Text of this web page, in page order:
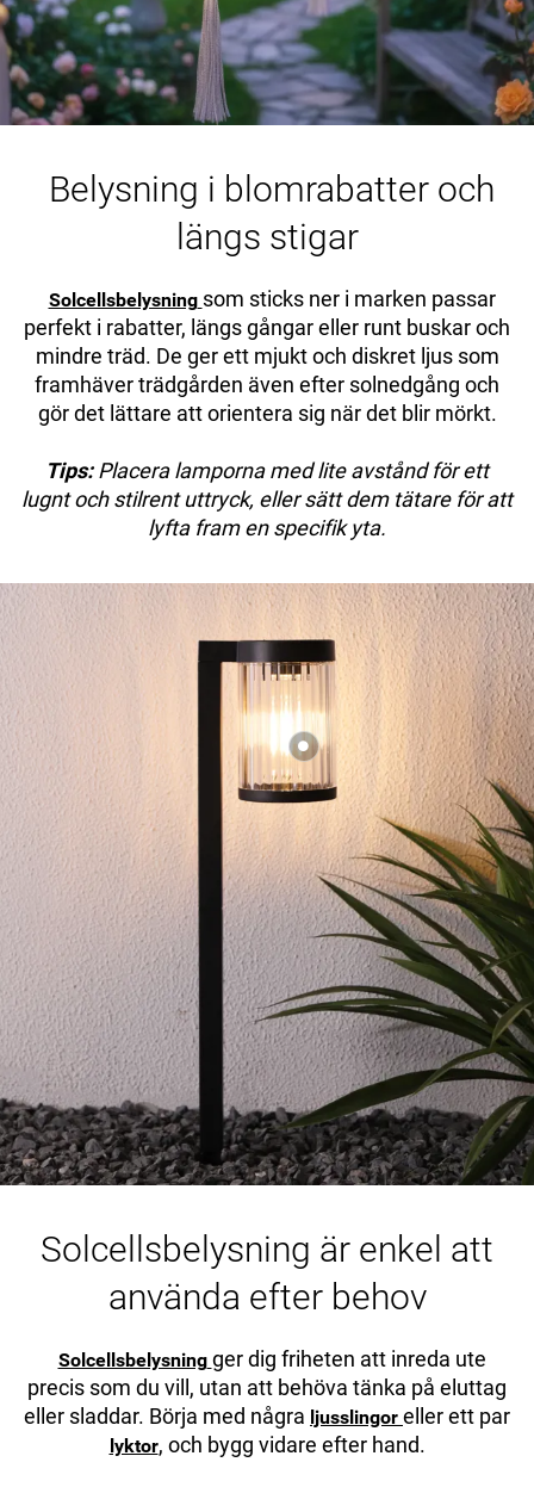
Belysning i blomrabatter och
längs stigar
Solcellsbelysning som sticks ner i marken passar
perfekt i rabatter, längs gångar eller runt buskar och
mindre träd. De ger ett mjukt och diskret ljus som
framhäver trädgården även efter solnedgång och
gör det lättare att orientera sig när det blir mörkt.
Tips:Placera lamporna med lite avstånd för ett
lugnt och stilrent uttryck, eller sätt dem tätare för att
lyfta fram en specifik yta.
Solcellsbelysning är enkel att
använda efter behov
Solcellsbelysning ger dig friheten att inreda ute
precis som du vill, utan att behöva tänka på eluttag
eller sladdar. Börja med några ljusslingor eller ett par
lyktor, och bygg vidare efter hand.